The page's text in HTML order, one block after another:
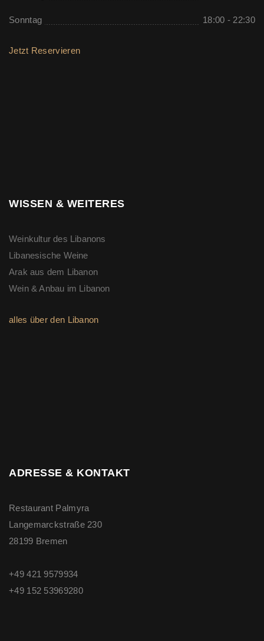
Sonntag 18:00 - 22:30
Jetzt Reservieren
WISSEN & WEITERES
Weinkultur des Libanons
Libanesische Weine
Arak aus dem Libanon
Wein & Anbau im Libanon
alles über den Libanon
ADRESSE & KONTAKT
Restaurant Palmyra
Langemarckstraße 230
28199 Bremen
+49 421 9579934
+49 ‭152 53969280‬